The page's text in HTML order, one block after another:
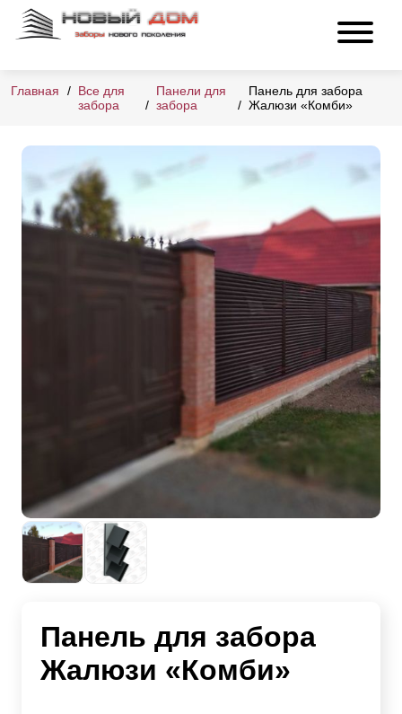
Главная
Все для
забора
Панели для
забора
Панель для забора
Жалюзи «Комби»
Панель для забора
Жалюзи «Комби»